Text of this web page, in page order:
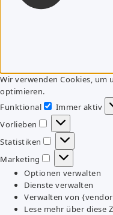
Wir verwenden Cookies, um
optimieren.
Funktional
Funktional
Immer aktiv
Vorlieben
Vorlieben
Statistiken
Statistiken
Marketing
Marketing
Optionen verwalten
Dienste verwalten
Verwalten von
Lese mehr über diese